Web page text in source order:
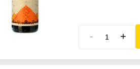
- +